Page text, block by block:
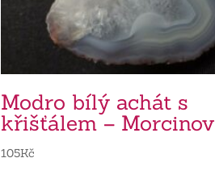
Modro bílý achát s
křišťálem – Morcinov
105Kč